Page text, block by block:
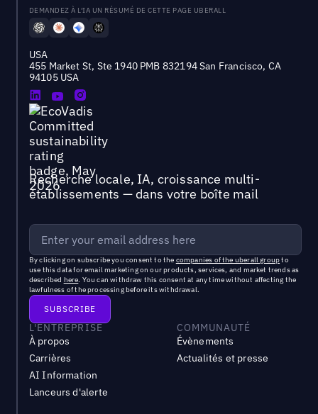
DEMANDEZ À L'IA UN RÉSUMÉ DE CETTE PAGE UBERALL
USA
455 Market St, Ste 1940 PMB 832194 San Francisco, CA
94105 USA
Recherche locale, IA, croissance multi-
établissements — dans votre boîte mail
By clicking on subscribe you consent to the companies of the uberall groupto
use this data for email marketing on our products, services, and market trends as
described here. You can withdraw this consent at any time without affecting the
lawfulness of the processing before its withdrawal.
L'ENTREPRISE
À propos
Carrières
AI Information
Lanceurs d'alerte
COMMUNAUTÉ
Évènements
Actualités et presse